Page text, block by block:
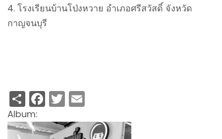
โรงเรียนบ้านโป่งหวาย อำเภอศรีสวัสดิ์ จังหวัด
กาญจนบุรี
ShareFacebook
Twitter
Album: